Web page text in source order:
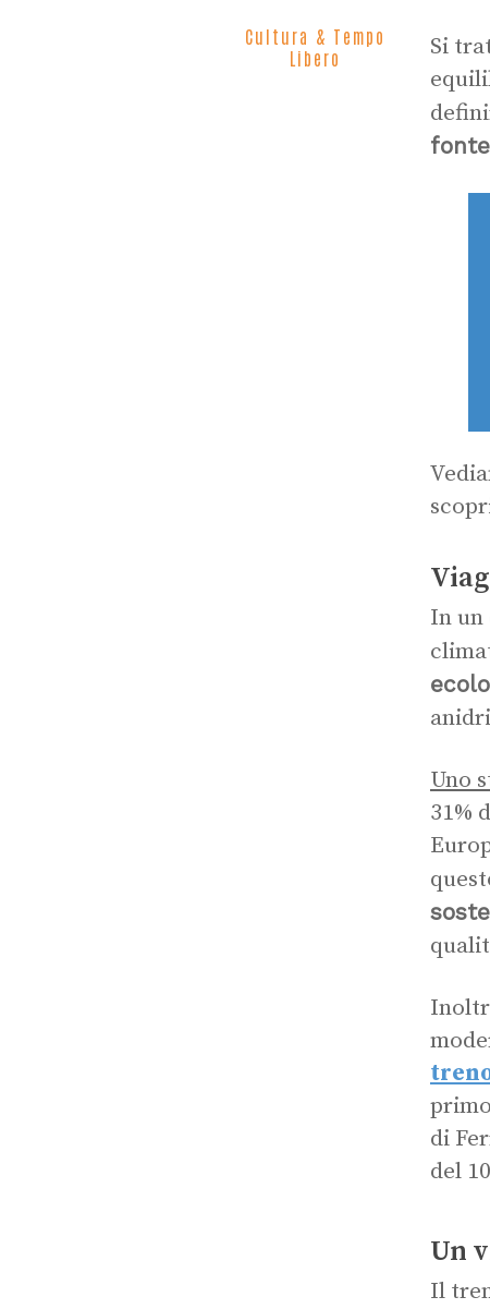
Cultura & Tempo
Libero
Si
In un
Uno
31%
di
del
Un
Il